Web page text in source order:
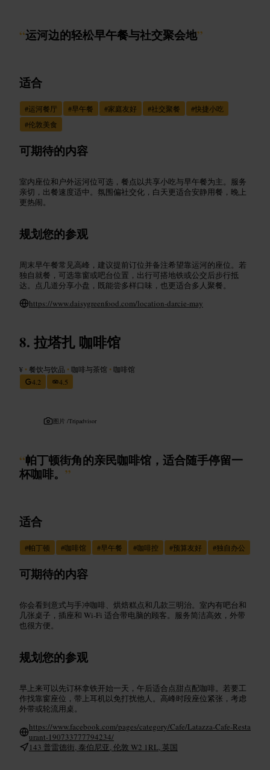
“运河边的轻松早午餐与社交聚会地”
适合
#运河餐厅 #早午餐 #家庭友好 #社交聚餐 #快捷小吃
#伦敦美食
可期待的内容
室内座位和户外运河位可选，餐点以共享小吃与早午餐为主。服务
亲切，出餐速度适中。氛围偏社交化，白天更适合安静用餐，晚上
更热闹。
规划您的参观
周末早午餐常见高峰，建议提前订位并备注希望靠运河的座位。若
独自就餐，可选靠窗或吧台位置，出行可搭地铁或公交后步行抵
达。点几道分享小盘，既能尝多样口味，也更适合多人聚餐。
https://www.daisygreenfood.com/location-darcie-may
拉塔扎 咖啡馆
¥ •餐饮与饮品 •咖啡与茶馆 •咖啡馆
4.2
4.5
图片 /Tripadvisor
“帕丁顿街角的亲民咖啡馆，适合随手停留一
杯咖啡。 ”
适合
#帕丁顿 #咖啡馆 #早午餐 #咖啡控 #预算友好 #独自办公
可期待的内容
你会看到意式与手冲咖啡、烘焙糕点和几款三明治。室内有吧台和
几张桌子，插座和 Wi‑Fi 适合带电脑的顾客。服务简洁高效，外带
也很方便。
规划您的参观
早上来可以先订杯拿铁开始一天，午后适合点甜点配咖啡。若要工
作找靠窗座位，带上耳机以免打扰他人。高峰时段座位紧张，考虑
外带或轮流用桌。
https://www.facebook.com/pages/category/Cafe/Latazza-Cafe-Resta
urant-190733777794234/
143 普雷德街, 泰伯尼亚, 伦敦 W2 1RL, 英国